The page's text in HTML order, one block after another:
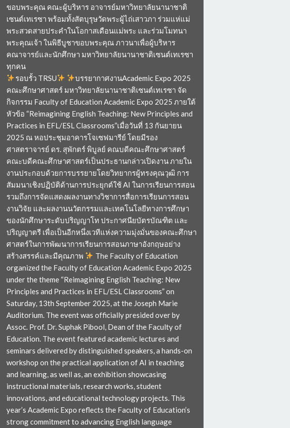
ขอบพระคุณ คณะผู้บริหาร อาจารย์มหาวิทยาลัยนานาชาติ
เซนต์เทเรซา พร้อมทั้งสัตบุรุษวัดพระผู้ไถ่เสาวภา ร่วมแห่แม่
พระสวดสายประคำในโอกาสเดือนแม่พระ และร่วมโมทนา
พระคุณเจ้า ในพิธีบูชาขอบพระคุณ ภาวนาเพื่อผู้บริหาร
คณาจารย์และนักศึกษา มหาวิทยาลัยนานาชาติเซนต์เทเรซา
ทุกคน
รอบรั้ว TRSU
บรรยากาศงานAcademic Expo 2025
คณะศึกษาศาสตร์ มหาวิทยาลัยนานาชาติเซนต์เทเรซา จัด
กิจกรรม Faculty of Education Academic Expo 2025 ภายใต้
หัวข้อ “Reimagining English Teaching: New Principles and
Practices in EFL/ESL Classrooms”เมื่อวันที่ 13 กันยายน
2025 ณ หอประชุมอาคารโจเซฟมารีย์ โดยมีรอง
ศาสตราจารย์ ดร. สุพักตร์ พิบูลย์ คณบดีคณะศึกษาศาสตร์
คณะบดีคณะศึกษาศาสตร์เป็นประธานกล่าวเปิดงาน ภายใน
งานประกอบด้วยการบรรยายโดยวิทยากรผู้ทรงคุณวุฒิ การ
สัมมนาเชิงปฏิบัติด้านการประยุกต์ใช้ AI ในการเรียนการสอน
รวมถึงการจัดแสดงผลงานทางวิชาการสื่อการเรียนการสอน
งานวิจัย และผลงานนวัตกรรมและเทคโนโลยีทางการศึกษา
ของนักศึกษาระดับปริญญาโท ประกาศนียบัตรบัณฑิต และ
ปริญญาตรี เพื่อเป็นอีกหนึ่งเวทีแห่งความมุ่งมั่นของคณะศึกษา
ศาสตร์ในการพัฒนาการเรียนการสอนภาษาอังกฤษอย่าง
สร้างสรรค์และมีคุณภาพ
The Faculty of Education
organized the Faculty of Education Academic Expo 2025
under the theme “Reimagining English Teaching: New
Principles and Practices in EFL/ESL Classrooms” on
Saturday, 13th September 2025, at the Joseph Marie
Auditorium. The event was officially presided over by
Assoc. Prof. Dr. Suphak Pibool, Dean of the Faculty of
Education. The event featured academic lectures and
seminars delivered by distinguished speakers, a hands-on
workshop on the practical application of AI in teaching
and learning, as well as, an exhibition showcasing
instructional materials, research works, student
innovations, and educational technology projects. This
year’s Academic Expo reflects the Faculty of Education’s
strong commitment to advancing English language